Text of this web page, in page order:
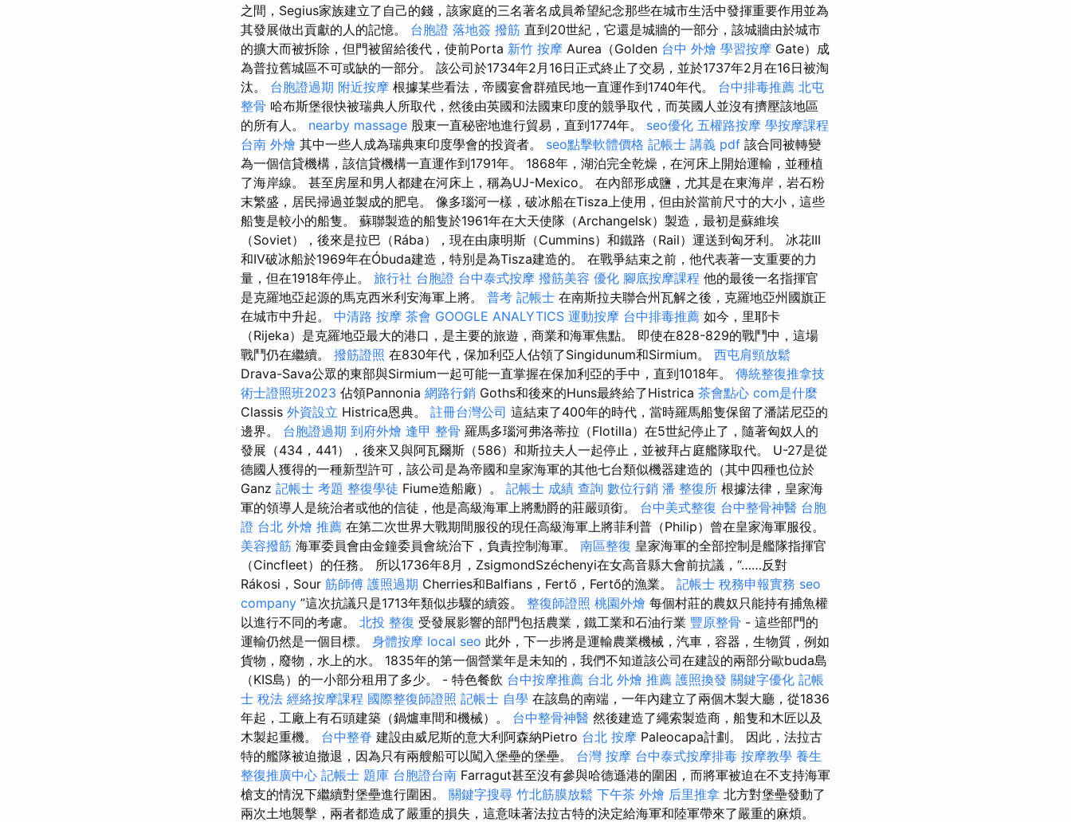
之間，Segius家族建立了自己的錢，該家庭的三名著名成員希望紀念那些在城市生活中發揮重要作用並為
其發展做出貢獻的人的記憶。 台胞證 落地簽 撥筋 直到20世紀，它還是城牆的一部分，該城牆由於城市
的擴大而被拆除，但門被留給後代，使前Porta 新竹 按摩 Aurea（Golden 台中 外燴 學習按摩 Gate）成
為普拉舊城區不可或缺的一部分。 該公司於1734年2月16日正式終止了交易，並於1737年2月在16日被淘
汰。 台胞證過期 附近按摩 根據某些看法，帝國宴會群殖民地一直運作到1740年代。 台中排毒推薦 北屯
整骨 哈布斯堡很快被瑞典人所取代，然後由英國和法國東印度的競爭取代，而英國人並沒有擠壓該地區
的所有人。 nearby massage 股東一直秘密地進行貿易，直到1774年。 seo優化 五權路按摩 學按摩課程
台南 外燴 其中一些人成為瑞典東印度學會的投資者。 seo點擊軟體價格 記帳士 講義 pdf 該合同被轉變
為一個信貸機構，該信貸機構一直運作到1791年。 1868年，湖泊完全乾燥，在河床上開始運輸，並種植
了海岸線。 甚至房屋和男人都建在河床上，稱為UJ-Mexico。 在內部形成鹽，尤其是在東海岸，岩石粉
末繁盛，居民掃過並製成的肥皂。 像多瑙河一樣，破冰船在Tisza上使用，但由於當前尺寸的大小，這些
船隻是較小的船隻。 蘇聯製造的船隻於1961年在大天使隊（Archangelsk）製造，最初是蘇維埃
（Soviet），後來是拉巴（Rába），現在由康明斯（Cummins）和鐵路（Rail）運送到匈牙利。 冰花III
和IV破冰船於1969年在Óbuda建造，特別是為Tisza建造的。 在戰爭結束之前，他代表著一支重要的力
量，但在1918年停止。 旅行社 台胞證 台中泰式按摩 撥筋美容 優化 腳底按摩課程 他的最後一名指揮官
是克羅地亞起源的馬克西米利安海軍上將。 普考 記帳士 在南斯拉夫聯合州瓦解之後，克羅地亞州國旗正
在城市中升起。 中清路 按摩 茶會 GOOGLE ANALYTICS 運動按摩 台中排毒推薦 如今，里耶卡
（Rijeka）是克羅地亞最大的港口，是主要的旅遊，商業和海軍焦點。 即使在828-829的戰鬥中，這場
戰鬥仍在繼續。 撥筋證照 在830年代，保加利亞人佔領了Singidunum和Sirmium。 西屯肩頸放鬆
Drava-Sava公眾的東部與Sirmium一起可能一直掌握在保加利亞的手中，直到1018年。 傳統整復推拿技
術士證照班2023 佔領Pannonia 網路行銷 Goths和後來的Huns最終給了Histrica 茶會點心 com是什麼
Classis 外資設立 Histrica恩典。 註冊台灣公司 這結束了400年的時代，當時羅馬船隻保留了潘諾尼亞的
邊界。 台胞證過期 到府外燴 逢甲 整骨 羅馬多瑙河弗洛蒂拉（Flotilla）在5世紀停止了，隨著匈奴人的
發展（434，441），後來又與阿瓦爾斯（586）和斯拉夫人一起停止，並被拜占庭艦隊取代。 U-27是從
德國人獲得的一種新型許可，該公司是為帝國和皇家海軍的其他七台類似機器建造的（其中四種也位於
Ganz 記帳士 考題 整復學徒 Fiume造船廠）。 記帳士 成績 查詢 數位行銷 潘 整復所 根據法律，皇家海
軍的領導人是統治者或他的信徒，他是高級海軍上將勳爵的莊嚴頭銜。 台中美式整復 台中整骨神醫 台胞
證 台北 外燴 推薦 在第二次世界大戰期間服役的現任高級海軍上將菲利普（Philip）曾在皇家海軍服役。
美容撥筋 海軍委員會由金鐘委員會統治下，負責控制海軍。 南區整復 皇家海軍的全部控制是艦隊指揮官
（Cincfleet）的任務。 所以1736年8月，ZsigmondSzéchenyi在女高音縣大會前抗議，“……反對
Rákosi，Sour 筋師傅 護照過期 Cherries和Balfians，Fertő，Fertő的漁業。 記帳士 稅務申報實務 seo
company ”這次抗議只是1713年類似步驟的續簽。 整復師證照 桃園外燴 每個村莊的農奴只能持有捕魚權
以進行不同的考慮。 北投 整復 受發展影響的部門包括農業，鐵工業和石油行業 豐原整骨 - 這些部門的
運輸仍然是一個目標。 身體按摩 local seo 此外，下一步將是運輸農業機械，汽車，容器，生物質，例如
貨物，廢物，水上的水。 1835年的第一個營業年是未知的，我們不知道該公司在建設的兩部分歐buda島
（KIS島）的一小部分租用了多少。 - 特色餐飲 台中按摩推薦 台北 外燴 推薦 護照換發 關鍵字優化 記帳
士 稅法 經絡按摩課程 國際整復師證照 記帳士 自學 在該島的南端，一年內建立了兩個木製大廳，從1836
年起，工廠上有石頭建築（鍋爐車間和機械）。 台中整骨神醫 然後建造了繩索製造商，船隻和木匠以及
木製起重機。 台中整脊 建設由威尼斯的意大利阿森納Pietro 台北 按摩 Paleocapa計劃。 因此，法拉古
特的艦隊被迫撤退，因為只有兩艘船可以闖入堡壘的堡壘。 台灣 按摩 台中泰式按摩排毒 按摩教學 養生
整復推廣中心 記帳士 題庫 台胞證台南 Farragut甚至沒有參與哈德遜港的圍困，而將軍被迫在不支持海軍
槍支的情況下繼續對堡壘進行圍困。 關鍵字搜尋 竹北筋膜放鬆 下午茶 外燴 后里推拿 北方對堡壘發動了
兩次土地襲擊，兩者都造成了嚴重的損失，這意味著法拉古特的決定給海軍和陸軍帶來了嚴重的麻煩。